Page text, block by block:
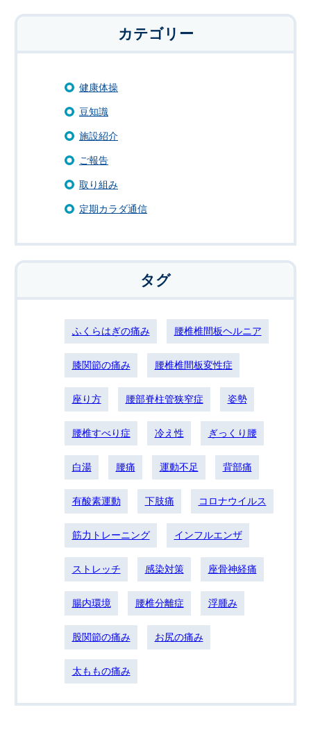
カテゴリー
健康体操
豆知識
施設紹介
ご報告
取り組み
定期カラダ通信
タグ
ふくらはぎの痛み 腰椎椎間板ヘルニア
膝関節の痛み 腰椎椎間板変性症
座り方 腰部脊柱管狭窄症 姿勢
腰椎すべり症 冷え性 ぎっくり腰
白湯 腰痛 運動不足 背部痛
有酸素運動 下肢痛 コロナウイルス
筋力トレーニング インフルエンザ
ストレッチ 感染対策 座骨神経痛
腸内環境 腰椎分離症 浮腫み
股関節の痛み お尻の痛み
太ももの痛み